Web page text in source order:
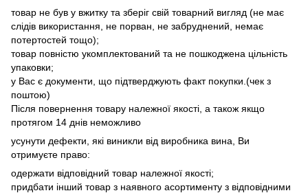
товар не був у вжитку та зберіг свій товарний вигляд (не має
слідів використання, не порван, не забруднений, немає
потертостей тощо);
товар повністю укомплектований та не пошкоджена цільність
упаковки;
у Вас є документи, що підтверджують факт покупки.(чек з
поштою)
Після повернення товару належної якості, а також якщо
протягом 14 днів неможливо
усунути дефекти, які виникли від виробника вина, Ви
отримуєте право:
одержати відповідний товар належної якості;
придбати інший товар з наявного асортименту з відповідними